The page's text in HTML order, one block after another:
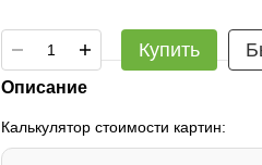
Купить
Описание
Калькулятор стоимости картин: